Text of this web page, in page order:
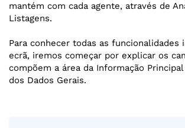
mantém com cada agente, através de
Listagens.
Para conhecer todas as funcionalidades
ecrã, iremos começar por explicar os
compõem a área da Informação
dos Dados Gerais.